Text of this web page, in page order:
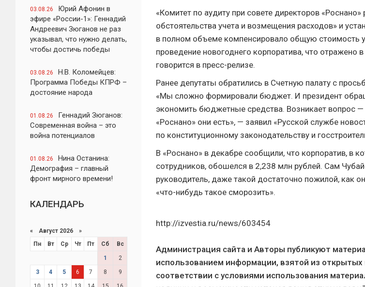
03.08.26
Юрий Афонин в
эфире «России-1»: Геннадий
Андреевич Зюганов не раз
указывал, что нужно делать,
чтобы достичь победы
03.08.26
Н.В. Коломейцев:
Программа Победы КПРФ –
достояние народа
01.08.26
Геннадий Зюганов:
Современная война – это
война потенциалов
01.08.26
Нина Останина:
Демография – главный
фронт мирного времени!
КАЛЕНДАРЬ
« Август 2026 »
Пн
Вт Ср Чт Пт Сб Вс
1 2
3 4 5 6 7 8 9
«Комитет по аудиту при совете директоров
обстоятельства учета и возмещения расходов» и
в полном объеме компенсировало общую стоимость
проведение новогоднего корпоратива, что отражено в
говорится в пресс-релизе.
Ранее депутаты обратились в Счетную палату с
«Мы сложно формировали бюджет. И президент
экономить бюджетные средства. Возникает вопрос
«Роснано» они есть», — заявил «Русской службе
по конституционному законодательству и
В «Роснано» в декабре сообщили, что корпоратив, в
сотрудников, обошелся в 2,238 млн рублей. Сам
руководитель, даже такой достаточно пожилой, как
«что-нибудь такое сморозить».
http://izvestia.ru/news/603454
Администрация сайта и Авторы публикуют
использованием информации, взятой из открытых
соответствии с условиями использования